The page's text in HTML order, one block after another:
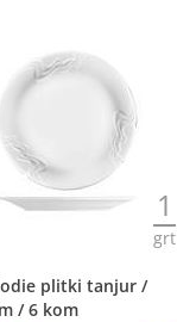
1
plitki tanjur /
6 kom